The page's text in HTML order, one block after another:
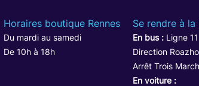
Horaires boutique Rennes
Du mardi au samedi
De 10h à 18h
Se rendre à
En bus :Ligne 11
Direction
Arrêt Trois
En voiture :